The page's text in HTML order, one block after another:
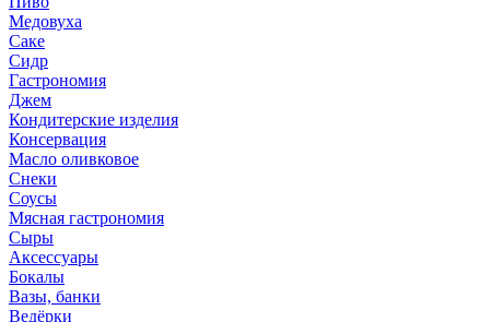
Медовуха
Саке
Сидр
Гастрономия
Джем
Кондитерские изделия
Консервация
Масло оливковое
Снеки
Соусы
Мясная гастрономия
Сыры
Аксессуары
Бокалы
Вазы, банки
Ведёрки